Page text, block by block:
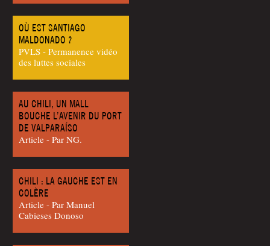
OÙ EST SANTIAGO
MALDONADO ?
PVLS - Permanence vidéo
des luttes sociales
AU CHILI, UN MALL
BOUCHE L’AVENIR DU PORT
DE VALPARAÍSO
Article - Par NG.
CHILI : LA GAUCHE EST EN
COLÈRE
Article - Par Manuel
Cabieses Donoso